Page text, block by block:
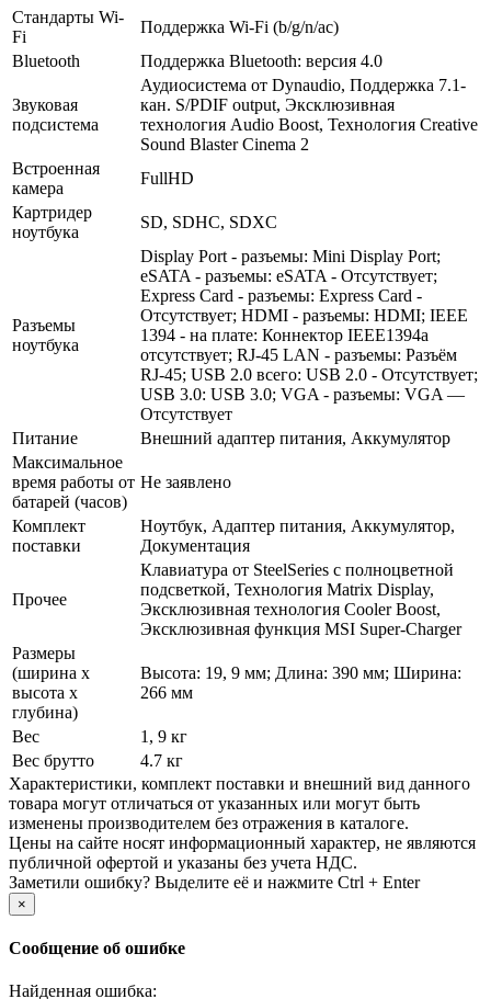
Стандарты Wi-
Fi
Поддержка Wi-Fi (b/­g/­n/­ac)
Bluetooth
Поддержка Bluetooth: версия 4.0
Звуковая
подсистема
Аудиосистема от Dynaudio, Поддержка 7.1-
кан. S/­PDIF output, Эксклюзивная
технология Audio Boost, Технология Creative
Sound Blaster Cinema 2
Встроенная
камера
FullHD
Картридер
ноутбука
SD, SDHC, SDXC
Разъемы
ноутбука
Display Port - разъемы: Mini Display Port;
eSATA - разъемы: eSATA - Отсутствует;
Express Card - разъемы: Express Card -
Отсутствует; HDMI - разъемы: HDMI; IEEE
1394 - на плате: Коннектор IEEE1394а
отсутствует; RJ-45 LAN - разъемы: Разъём
RJ-45; USB 2.0 всего: USB 2.0 - Отсутствует;
USB 3.0: USB 3.0; VGA - разъемы: VGA —
Отсутствует
Питание
Внешний адаптер питания, Аккумулятор
Максимальное
время работы от
батарей (часов)
Не заявлено
Комплект
поставки
Ноутбук, Адаптер питания, Аккумулятор,
Документация
Прочее
Клавиатура от SteelSeries с полноцветной
подсветкой, Технология Matrix Display,
Эксклюзивная технология Cooler Boost,
Эксклюзивная функция MSI Super-Charger
Размеры
(ширина х
высота х
глубина)
Высота: 19, 9 мм; Длина: 390 мм; Ширина:
266 мм
Вес
1, 9 кг
Вес брутто
4.7 кг
Xарактеристики, комплект поставки и внешний вид данного
товара могут отличаться от указанных или могут быть
изменены производителем без отражения в каталоге.
Цены на сайте носят информационный характер, не являются
публичной офертой и указаны без учета НДС.
Заметили ошибку? Выделите её и нажмите Ctrl + Enter
×
Сообщение об ошибке
Найденная ошибка: